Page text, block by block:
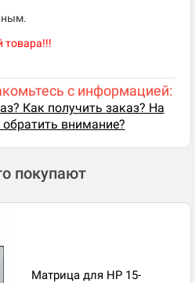
товара!!!
с информацией:
Как получить заказ? На
обратить внимание?
покупают
Матрица для HP 15-